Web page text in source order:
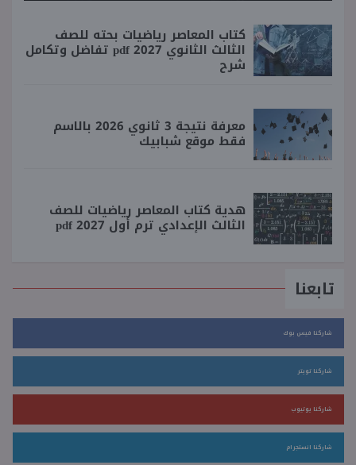
كتاب المعاصر رياضيات بحته للصف
الثالث الثانوي 2027 pdf تفاضل وتكامل
شرح
معرفة نتيجة 3 ثانوي 2026 بالاسم
فقط موقع شبابيك
هدية كتاب المعاصر رياضيات للصف
الثالث الإعدادي ترم أول 2027 pdf
تابعنا
شاركنا فيس بوك
شاركنا تويتر
شاركنا يوتيوب
شاركنا انستجرام